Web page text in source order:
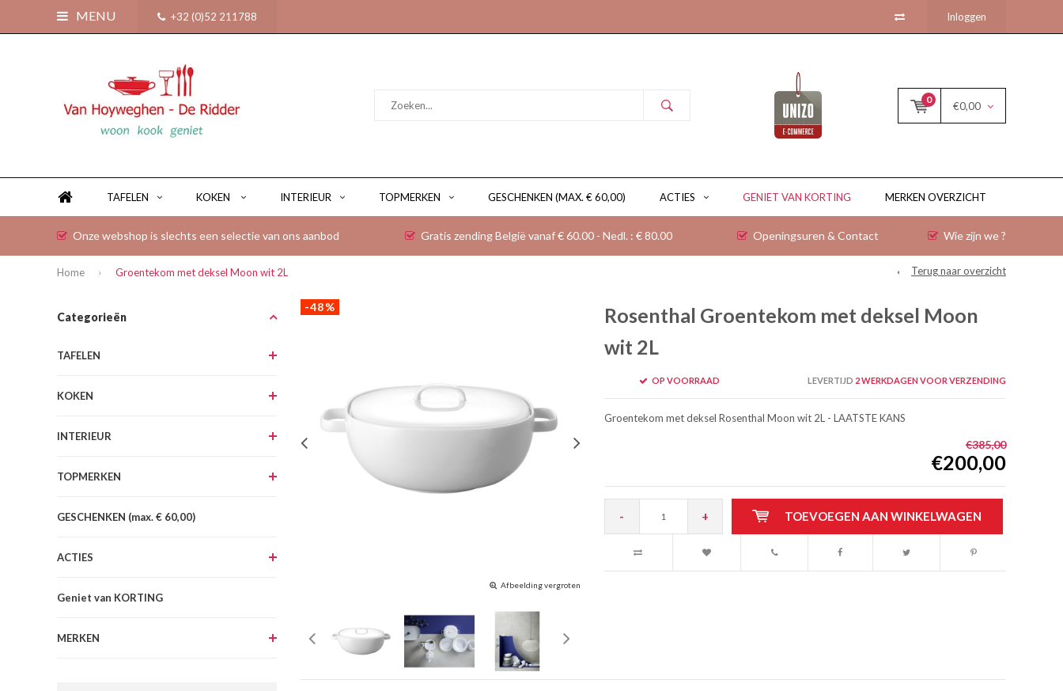
MENU +32 (0)52 211788 Inloggen
0
€0,00
TAFELEN KOKEN INTERIEUR TOPMERKEN GESCHENKEN (MAX. € 60,00) ACTIES GENIET VAN KORTING MERKEN OVERZICHT
Onze webshop is slechts een selectie van ons aanbod Gratis zending België vanaf € 60.00 - Nedl. : € 80.00 Openingsuren & Contact Wie zijn we ?
Home Groentekom met deksel Moon wit 2L Terug naar overzicht
Categorieën
TAFELEN
KOKEN
INTERIEUR
TOPMERKEN
GESCHENKEN (max. € 60,00)
ACTIES
Geniet van KORTING
MERKEN
-48%
Afbeelding vergroten
Rosenthal Groentekom met deksel Moon
wit 2L
OP VOORRAAD LEVERTIJD 2 WERKDAGEN VOOR VERZENDING
Groentekom met deksel Rosenthal Moon wit 2L - LAATSTE KANS
€385,00
€200,00
- + TOEVOEGEN AAN WINKELWAGEN